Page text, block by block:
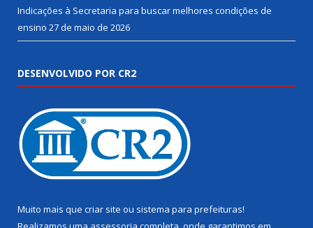
Indicações à Secretaria para buscar melhores condições de
ensino 27 de maio de 2026
DESENVOLVIDO POR CR2
Muito mais que criar site ou sistema para prefeituras!